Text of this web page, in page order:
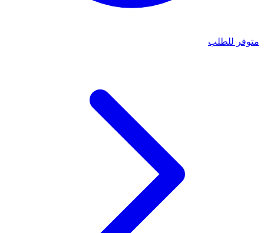
متوفر للطلب